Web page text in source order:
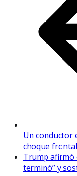
Un conductor
choque
Trump afirmó
terminó” y